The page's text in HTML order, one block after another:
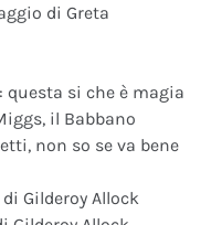
di Greta
si che è magia
il Babbano
non so se va bene
Gilderoy Allock